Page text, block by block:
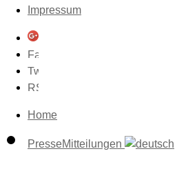
Impressum
Home
PresseMitteilungen